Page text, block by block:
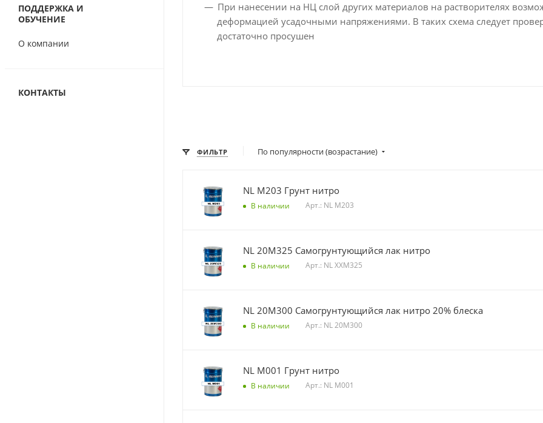
ПОДДЕРЖКА И
ОБУЧЕНИЕ
О компании
КОНТАКТЫ
При нанесении на НЦ слой других материалов на растворителях
деформацией усадочными напряжениями. В таких схема следует
достаточно просушен
ФИЛЬТР По популярности (возрастание)
NL M203 Грунт нитро
В наличии Арт.: NL M203
NL 20M325 Самогрунтующийся лак нитро
В наличии Арт.: NL XXM325
NL 20M300 Самогрунтующийся лак нитро 20% блеска
В наличии Арт.: NL 20M300
NL M001 Грунт нитро
В наличии Арт.: NL M001